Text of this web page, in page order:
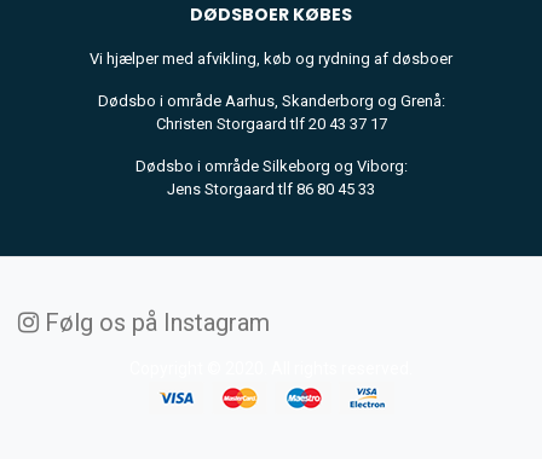
DØDSBOER KØBES
Vi hjælper med afvikling, køb og rydning af døsboer
Dødsbo i område Aarhus, Skanderborg og Grenå:
Christen Storgaard tlf 20 43 37 17
Dødsbo i område Silkeborg og Viborg:
Jens Storgaard tlf 86 80 45 33
Følg os på Instagram